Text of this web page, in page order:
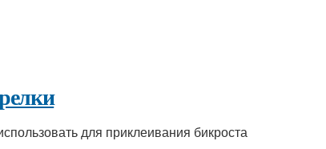
для приклеивания бикроста